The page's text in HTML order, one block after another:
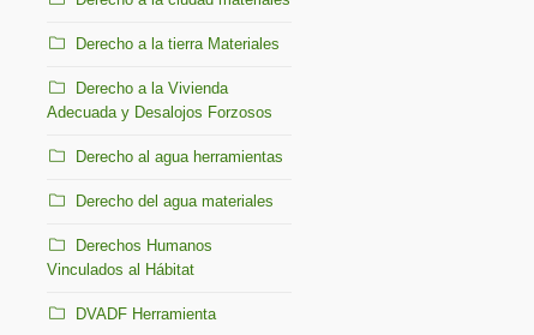
Derecho a la tierra Materiales
Derecho a la Vivienda
Adecuada y Desalojos Forzosos
Derecho al agua herramientas
Derecho del agua materiales
Derechos Humanos
Vinculados al Hábitat
DVADF Herramienta